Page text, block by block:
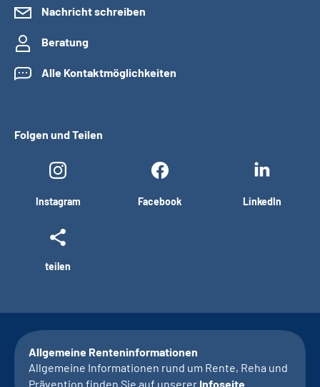
Nachricht schreiben
Beratung
Alle Kontaktmöglichkeiten
Folgen und Teilen
Instagram Facebook LinkedIn
teilen
Allgemeine Renteninformationen
Allgemeine Informationen rund um Rente, Reha und
Prävention finden Sie auf unserer Infoseite